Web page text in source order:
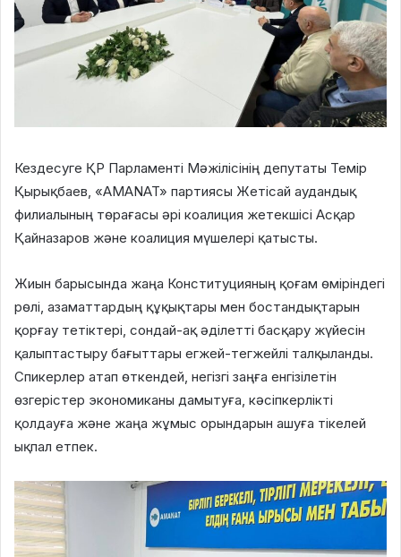
Кездесуге ҚР Парламенті Мәжілісінің депутаты Темір
Қырықбаев, «AMANAT» партиясы Жетісай аудандық
филиалының төрағасы әрі коалиция жетекшісі Асқар
Қайназаров және коалиция мүшелері қатысты.
Жиын барысында жаңа Конституцияның қоғам өміріндегі
рөлі, азаматтардың құқықтары мен бостандықтарын
қорғау тетіктері, сондай-ақ әділетті басқару жүйесін
қалыптастыру бағыттары егжей-тегжейлі талқыланды.
Спикерлер атап өткендей, негізгі заңға енгізілетін
өзгерістер экономиканы дамытуға, кәсіпкерлікті
қолдауға және жаңа жұмыс орындарын ашуға тікелей
ықпал етпек.